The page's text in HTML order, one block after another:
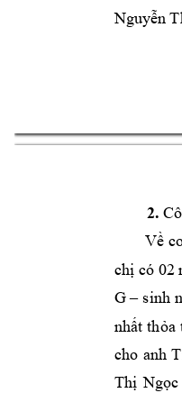
Nguyễn
2.
Về
chị có 02
G – sinh
nhất thỏa
cho anh
Thị Ngọc